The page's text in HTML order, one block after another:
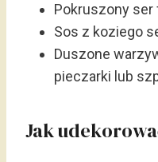
Pokruszony ser
Sos z koziego
Duszone
pieczarki lub
Jak